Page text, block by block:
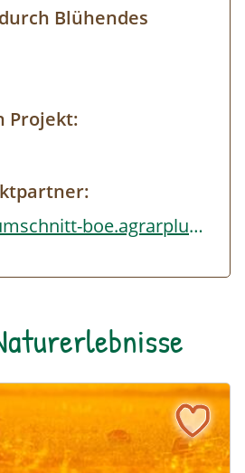
Blühendes
Projekt:
https://birnbaumschnitt-boe.agrarplus.at/home.html